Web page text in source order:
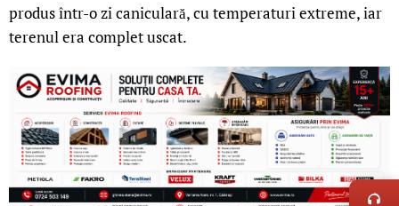
produs într-o zi caniculară, cu temperaturi extreme, iar
terenul era complet uscat.